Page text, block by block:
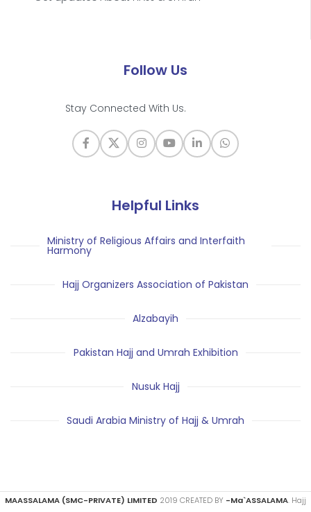
Follow Us
Stay Connected With Us.
Helpful Links
Ministry of Religious Affairs and Interfaith
Harmony
Hajj Organizers Association of Pakistan
Alzabayih
Pakistan Hajj and Umrah Exhibition
Nusuk Hajj
Saudi Arabia Ministry of Hajj & Umrah
MAASSALAMA (SMC-PRIVATE) LIMITED 2019 CREATED BY -Ma`ASSALAMA. Hajj